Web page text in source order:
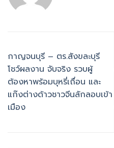
กาญจนบุรี – ตร.สังขละบุรี
โชว์ผลงาน จับจริง รวบผู้
ต้องหาพร้อมบุหรี่เถื่อน และ
แก๊งต่างด้าวชาวจีนลักลอบเข้า
เมือง